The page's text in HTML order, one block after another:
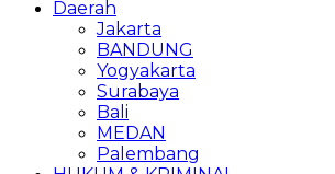
Daerah
Jakarta
BANDUNG
Yogyakarta
Surabaya
Bali
MEDAN
Palembang